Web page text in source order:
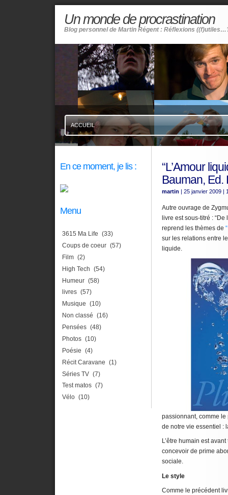
Un monde de procrastination
Blog personnel de Martin Régent : Réflexions
ACCUEIL
“L’Amour
Bauman, Ed.
martin | 25 janvier 2009 |
Autre ouvrage de
livre est sous-titré :
reprend les thèmes de
sur les relations entre
liquide.
passionnant, comme
de notre vie essentiel :
L’être humain est
concevoir de prime
sociale.
Le style
Comme le précédent
En ce moment, je lis :
Menu
3615 Ma Life (33)
Coups de coeur (57)
Film (2)
High Tech (54)
Humeur (58)
livres (57)
Musique (10)
Non classé (16)
Pensées (48)
Photos (10)
Poésie (4)
Récit Caravane (1)
Séries TV (7)
Test matos (7)
Vélo (10)